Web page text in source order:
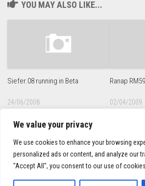
We value your privacy
We use cookies to enhance your browsing
personalized ads or content, and analyze our
"Accept All", you consent to our use of cookies.
YOU MAY ALSO LIKE...
Siefer.08 running in Beta
24/06/2008
Ranap
02/04/2009
sief3r.com
Powered byWordPress.